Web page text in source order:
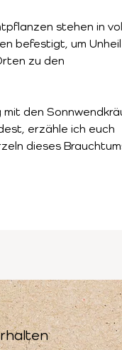
stehen in
befestigt, um Unheil
zu den
mit den
erzähle ich euch
dieses